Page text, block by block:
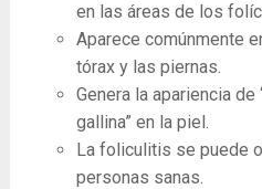
en las áreas de los
Aparece comúnmente
tórax y las piernas.
Genera la apariencia de
gallina” en la piel.
La foliculitis se puede
personas sanas.